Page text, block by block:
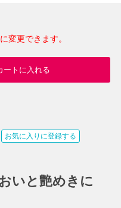
変更できます。
ートに入れる
お気に入りに登録する
いと艶めきに